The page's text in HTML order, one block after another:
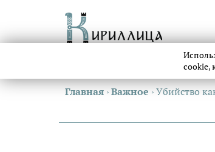
Главная ›Важное ›Убийство
cookie,